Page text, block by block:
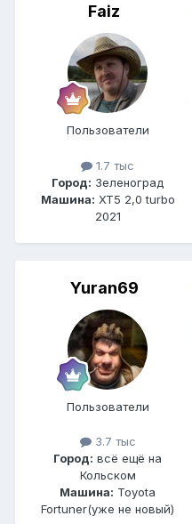
Faiz
Пользователи
1.7 тыс
Город: Зеленоград
Машина: XT5 2,0 turbo
2021
Yuran69
Пользователи
3.7 тыс
Город: всё ещё на
Кольском
Машина: Toyota
Fortuner(уже не новый)